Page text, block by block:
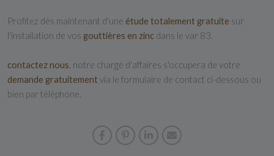
Profitez dès maintenant d'une étude totalement gratuite sur
l'installation de vos gouttières en zinc dans le var 83.
contactez nous , notre chargé d'affaires s'occupera de votre
demande gratuitement via le formulaire de contact ci-dessous ou
bien par téléphone.